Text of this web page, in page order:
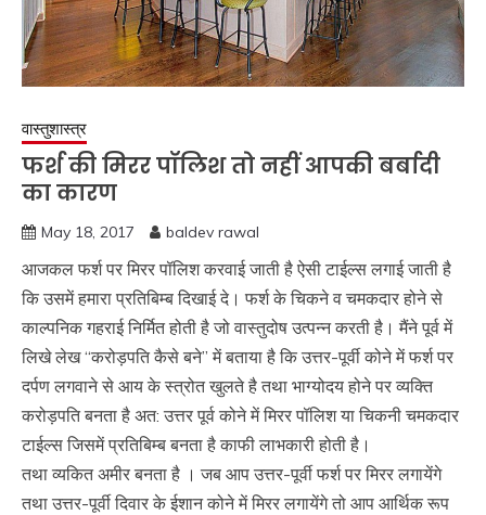
वास्तुशास्त्र
फर्श की मिरर पॉलिश तो नहीं आपकी बर्बादी
का कारण
May 18, 2017 baldev rawal
आजकल फर्श पर मिरर पॉलिश करवाई जाती है ऐसी टाईल्स लगाई जाती है
कि उसमें हमारा प्रतिबिम्ब दिखाई दे। फर्श के चिकने व चमकदार होने से
काल्पनिक गहराई निर्मित होती है जो वास्तुदोष उत्पन्न करती है। मैंने पूर्व में
लिखे लेख “करोड़पति कैसे बने” में बताया है कि उत्तर-पूर्वी कोने में फर्श पर
दर्पण लगवाने से आय के स्त्रोत खुलते है तथा भाग्योदय होने पर व्यक्ति
करोड़पति बनता है अत: उत्तर पूर्व कोने में मिरर पॉलिश या चिकनी चमकदार
टाईल्स जिसमें प्रतिबिम्ब बनता है काफी लाभकारी होती है।
तथा व्यकित अमीर बनता है । जब आप उत्तर-पूर्वी फर्श पर मिरर लगायेंगे
तथा उत्तर-पूर्वी दिवार के ईशान कोने में मिरर लगायेंगे तो आप आर्थिक रूप